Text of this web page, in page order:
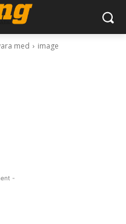
med image
-